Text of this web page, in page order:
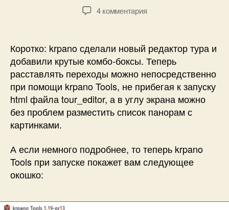
записи
л
г
д
а
н
в
записи
.
1
7
4 комментарияк
—
важное
обновление
для
тех,
кто
Коротко: krpano сделали новый редактор тура и
добавили крутые комбо-боксы. Теперь
расставлять переходы можно непосредственно
при помощи krpano Tools, не прибегая к запуску
html файла tour_editor, а в углу экрана можно
без проблем разместить список панорам с
картинками.
А если немного подробнее, то теперь krpano
Tools при запуске покажет вам следующее
окошко: